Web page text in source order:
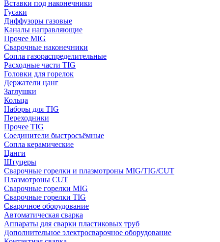
Вставки под наконечники
Гусаки
Диффузоры газовые
Каналы направляющие
Прочее MIG
Сварочные наконечники
Сопла газораспределительные
Расходные части TIG
Головки для горелок
Держатели цанг
Заглушки
Кольца
Наборы для TIG
Переходники
Прочее TIG
Соединители быстросъёмные
Сопла керамические
Цанги
Штуцеры
Сварочные горелки и плазмотроны MIG/TIG/CUT
Плазмотроны CUT
Сварочные горелки MIG
Сварочные горелки TIG
Сварочное оборудование
Автоматическая сварка
Аппараты для сварки пластиковых труб
Дополнительное электросварочное оборудование